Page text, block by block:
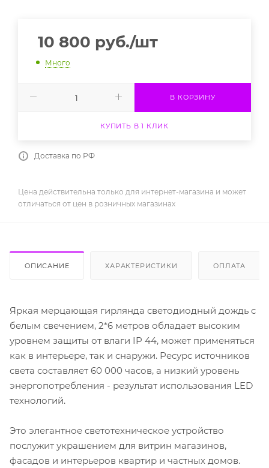
10 800 руб./шт
Много
В КОРЗИНУ
КУПИТЬ В 1 КЛИК
Доставка по РФ
Цена действительна только для интернет-магазина и может
отличаться от цен в розничных магазинах
ОПИСАНИЕ ХАРАКТЕРИСТИКИ ОПЛАТА
Яркая мерцающая гирлянда светодиодный дождь с
белым свечением, 2*6 метров обладает высоким
уровнем защиты от влаги IP 44, может применяться
как в интерьере, так и снаружи. Ресурс источников
света составляет 60 000 часов, а низкий уровень
энергопотребления - результат использования LED
технологий.
Это элегантное светотехническое устройство
послужит украшением для витрин магазинов,
фасадов и интерьеров квартир и частных домов.